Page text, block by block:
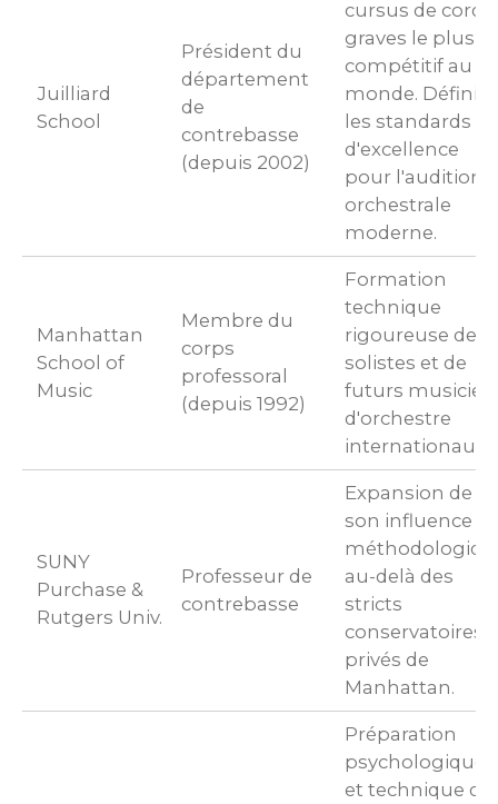
Juilliard
School
Président du
département
de
contrebasse
(depuis 2002)
cursus de
graves le plus
compétitif au
monde. Définit
les standards
d'excellence
pour l'audition
orchestrale
moderne.
Manhattan
School of
Music
Membre du
corps
professoral
(depuis 1992)
Formation
technique
rigoureuse de
solistes et de
futurs
d'orchestre
internationaux.
SUNY
Purchase &
Rutgers Univ.
Professeur de
contrebasse
Expansion de
son influence
au-delà des
stricts
conservatoires
privés de
Manhattan.
Préparation
psychologique
et technique